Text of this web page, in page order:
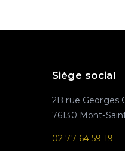
Siége social
2B rue Georges
76130 Mont-
02 77 64 59 19